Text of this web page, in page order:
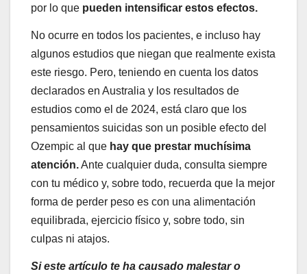
por lo que pueden intensificar estos efectos.
No ocurre en todos los pacientes, e incluso hay
algunos estudios que niegan que realmente exista
este riesgo. Pero, teniendo en cuenta los datos
declarados en Australia y los resultados de
estudios como el de 2024, está claro que los
pensamientos suicidas son un posible efecto del
Ozempic al que hay que prestar muchísima
atención.Ante cualquier duda, consulta siempre
con tu médico y, sobre todo, recuerda que la mejor
forma de perder peso es con una alimentación
equilibrada, ejercicio físico y, sobre todo, sin
culpas ni atajos.
Si este artículo te ha causado malestar o